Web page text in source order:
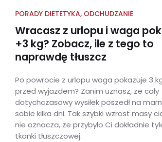
PORADY DIETETYKA, ODCHUDZANIE
Wracasz z urlopu i waga
+3 kg? Zobacz, ile z tego to
naprawdę tłuszcz
Po powrocie z urlopu waga pokazuje 3
przed wyjazdem? Zanim uznasz, że cały
dotychczasowy wysiłek poszedł na
sobie kilka dni. Tak szybki wzrost masy
nie oznacza, że przybyło Ci dokładnie
tkanki tłuszczowej.